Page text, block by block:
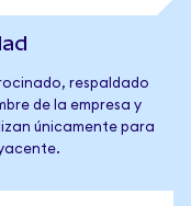
respaldado
de la empresa y
únicamente para